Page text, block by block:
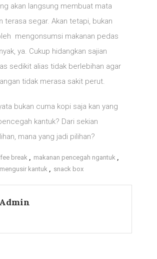
akan langsung membuat mata
terasa segar. Akan tetapi, bukan
mengonsumsi makanan pedas
ya. Cukup hidangkan sajian
sedikit alias tidak berlebihan agar
tidak merasa sakit perut.
bukan cuma kopi saja kan yang
kantuk? Dari sekian
mana yang jadi pilihan?
break , makanan pencegah ngantuk ,
mengusir kantuk , snack box
Admin